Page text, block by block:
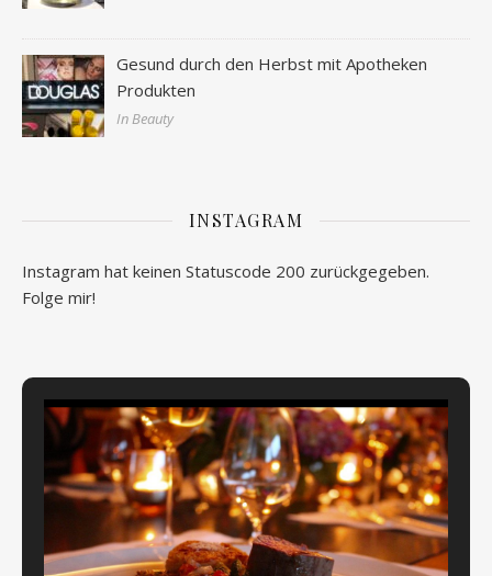
Gesund durch den Herbst mit Apotheken
Produkten
In Beauty
INSTAGRAM
Instagram hat keinen Statuscode 200 zurückgegeben.
Folge mir!